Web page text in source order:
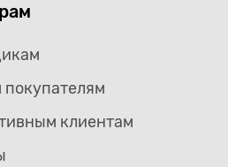
клиентам